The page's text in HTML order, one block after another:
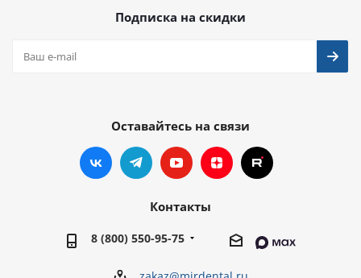
Подписка на скидки
Оставайтесь на связи
Контакты
8 (800) 550-95-75